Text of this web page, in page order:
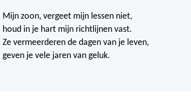
Mijn zoon, vergeet mijn lessen niet,
houd in je hart mijn richtlijnen vast.
Ze vermeerderen de dagen van je leven,
geven je vele jaren van geluk.